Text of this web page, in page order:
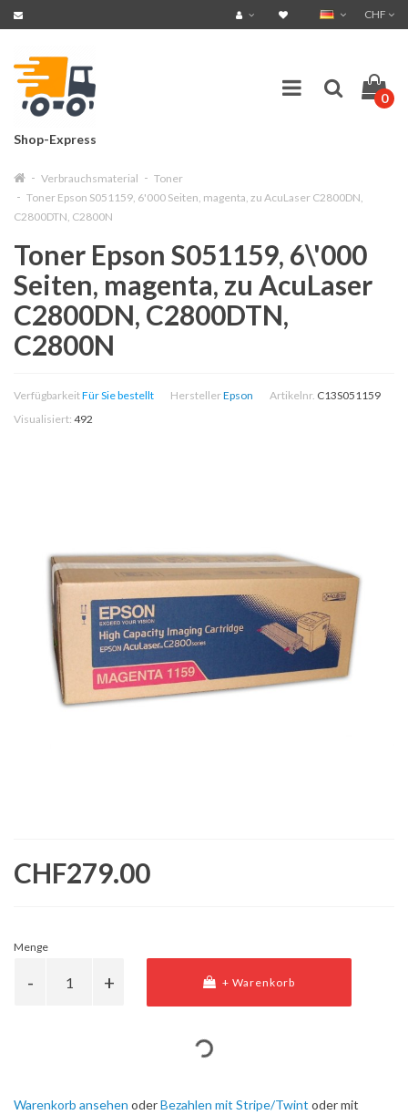
CHF
Shop-Express
0
Verbrauchsmaterial
Toner
Toner Epson S051159, 6'000 Seiten, magenta, zu AcuLaser C2800DN,
C2800DTN, C2800N
Toner Epson S051159, 6\'000
Seiten, magenta, zu AcuLaser
C2800DN, C2800DTN,
C2800N
VerfügbarkeitFür Sie bestellt HerstellerEpson Artikelnr. C13S051159
Visualisiert: 492
CHF279.00
Menge
+ Warenkorb
Warenkorb ansehen oderBezahlen mit Stripe/Twint oder mit